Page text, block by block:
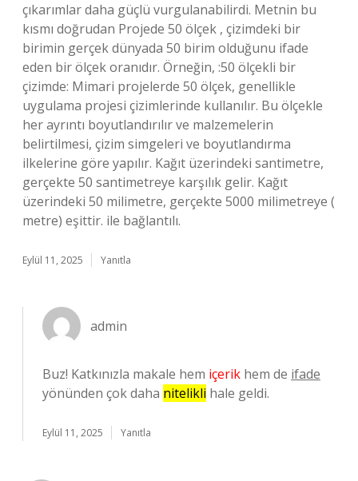
çıkarımlar daha güçlü vurgulanabilirdi. Metnin bu
kısmı doğrudan Projede 50 ölçek , çizimdeki bir
birimin gerçek dünyada 50 birim olduğunu ifade
eden bir ölçek oranıdır. Örneğin, :50 ölçekli bir
çizimde: Mimari projelerde 50 ölçek, genellikle
uygulama projesi çizimlerinde kullanılır. Bu ölçekle
her ayrıntı boyutlandırılır ve malzemelerin
belirtilmesi, çizim simgeleri ve boyutlandırma
ilkelerine göre yapılır. Kağıt üzerindeki santimetre,
gerçekte 50 santimetreye karşılık gelir. Kağıt
üzerindeki 50 milimetre, gerçekte 5000 milimetreye (
metre) eşittir. ile bağlantılı.
Eylül 11, 2025 Yanıtla
admin
Buz! Katkınızla makale hem içerik hem de ifade
yönünden çok daha nitelikli hale geldi.
Eylül 11, 2025 Yanıtla